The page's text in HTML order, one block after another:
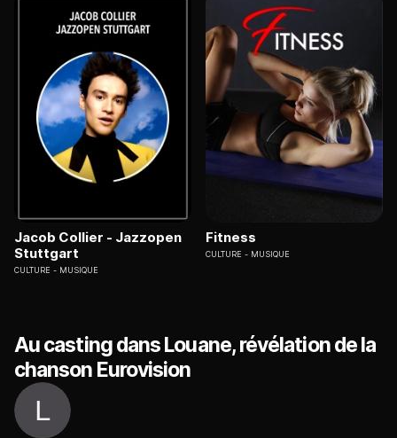
Jacob Collier - Jazzopen
Stuttgart
CULTURE MUSIQUE
Fitness
CULTURE MUSIQUE
Au casting dans Louane, révélation de la
chanson Eurovision